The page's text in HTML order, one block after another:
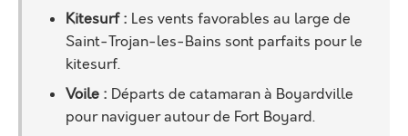
Kitesurf : Les vents favorables au large de
Saint-Trojan-les-Bains sont parfaits pour le
kitesurf.
Voile : Départs de catamaran à Boyardville
pour naviguer autour de Fort Boyard.